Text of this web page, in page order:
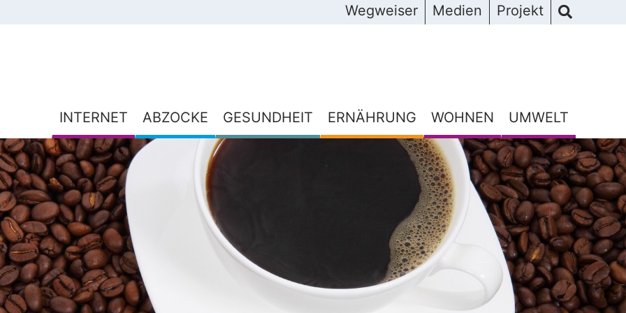
Wegweiser Medien Projekt
INTERNET ABZOCKE GESUNDHEIT ERNÄHRUNG WOHNEN UMWELT